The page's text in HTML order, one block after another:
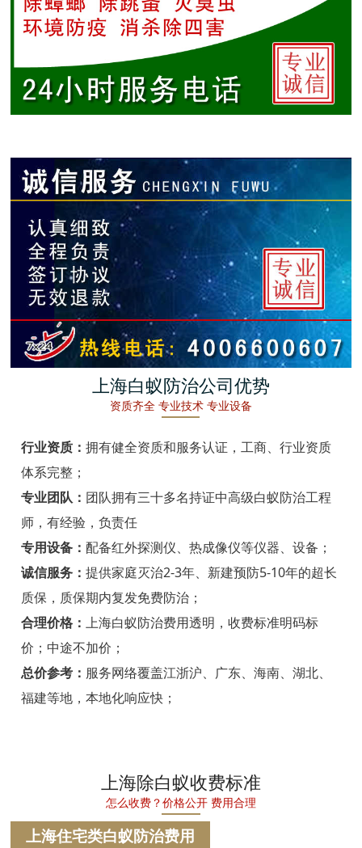
东台白蚁防治
涟水白蚁防治
金湖白蚁防治
杭州白蚁防治
建德白蚁防治
桐庐白蚁防治
淳安白蚁防治
宁波白蚁防治
象山白蚁防治
温州白蚁防治
瑞安白蚁防治
乐清白蚁防治
龙港白蚁防治
永嘉白蚁防治
平阳白蚁防治
上海白蚁防治公司优势
资质齐全 专业技术 专业设备
行业资质： 拥有健全资质和服务认证，工商、行业资质
体系完整；
专业团队： 团队拥有三十多名持证中高级白蚁防治工程
师，有经验，负责任
专用设备： 配备红外探测仪、热成像仪等仪器、设备；
诚信服务： 提供家庭灭治2-3年、新建预防5-10年的超长
质保，质保期内复发免费防治；
合理价格： 上海白蚁防治费用透明，收费标准明码标
价；中途不加价；
总价参考： 服务网络覆盖江浙沪、广东、海南、湖北、
福建等地，本地化响应快；
上海除白蚁收费标准
怎么收费？价格公开 费用合理
上海住宅类白蚁防治费用